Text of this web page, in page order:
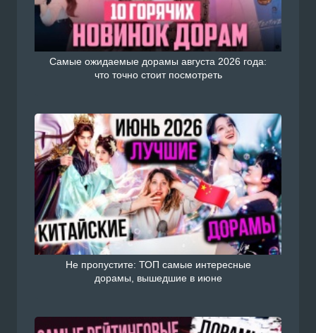
Самые ожидаемые дорамы августа 2026 года:
что точно стоит посмотреть
Не пропустите: ТОП самые интересные
дорамы, вышедшие в июне